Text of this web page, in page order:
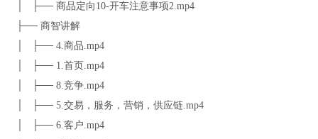
│ ├── 商品定向10-开车注意事项2.mp4
├── 商智讲解
│ ├── 4.商品.mp4
│ ├── 1.首页.mp4
│ ├── 8.竞争.mp4
│ ├── 5.交易，服务，营销，供应链.mp4
│ ├── 6.客户.mp4